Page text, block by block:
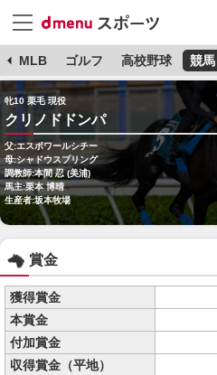
MLB ゴルフ 高校野球 競馬
牝10 栗毛 現役
クリノドドンパ
父:エスポワールシチー
母:シャドウスプリング
調教師:本間 忍 (美浦)
馬主:栗本 博晴
生産者:坂本牧場
賞金
獲得賞金
本賞金
付加賞金
収得賞金（平地）